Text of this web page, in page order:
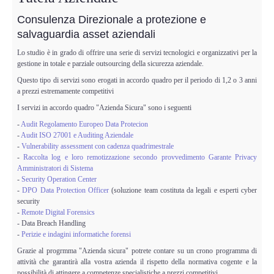
Perizia Data Breach
INDAGINI DIGITALI
Digital Intelligence OSINT
Indagini su computer
Indagini Smartphone,Tablet
Copia/Acquisizione Forense
Bonifiche Digitali
Forensics Readiness
Incident Response
Consulenza Direzionale a protezione e
salvaguardia asset aziendali
Lo studio è in grado di offrire una serie di servizi tecnologici e organizzativi per la
gestione in totale e parziale outsourcing della sicurezza aziendale.
Questo tipo di servizi sono erogati in accordo quadro per il periodo di 1,2 o 3 anni
a prezzi estremamente competitivi
I servizi in accordo quadro "Azienda Sicura" sono i seguenti
- Audit Regolamento Europeo Data Protecion
- Audit ISO 27001 e Auditing Aziendale
- Vulnerability assessment con cadenza quadrimestrale
-Raccolta log e loro remotizzazione secondo provvedimento Garante Privacy
Amministratori di Sistema
- Security Operation Center
- DPO Data Protection Officer (soluzione team costituta da legali e esperti cyber
security
- Remote Digital Forensics
- Data Breach Handling
- Perizie e indagini informatiche forensi
Grazie al progrmma "Azienda sicura" potrete contare su un crono programma di
attività che garantirà alla vostra azienda il rispetto della normativa cogente e la